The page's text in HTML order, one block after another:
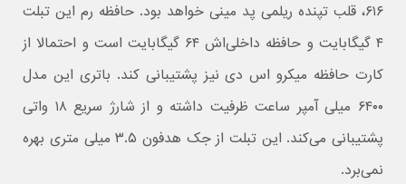
۶۱۶، قلب تپنده ریلمی پد مینی خواهد بود. حافظه رم این تبلت
۴ گیگابایت و حافظه داخلی‌اش ۶۴ گیگابایت است و احتمالا از
کارت حافظه میکرو اس دی نیز پشتیبانی کند. باتری این مدل
۶۴۰۰ میلی آمپر ساعت ظرفیت داشته و از شارژ سریع ۱۸ واتی
پشتیبانی می‌کند. این تبلت از جک هدفون ۳.۵ میلی متری بهره
نمی‌برد.